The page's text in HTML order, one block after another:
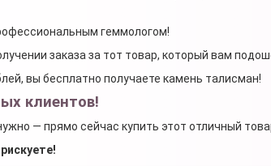
геммологом!
заказа за тот товар, который вам
вы бесплатно получаете камень талисман!
клиентов!
— прямо сейчас купить этот отличный